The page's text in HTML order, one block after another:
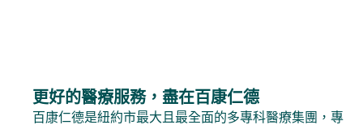
更好的醫療服務，盡在百康仁德
百康仁德是紐約市最大且最全面的多專科醫療集團，專